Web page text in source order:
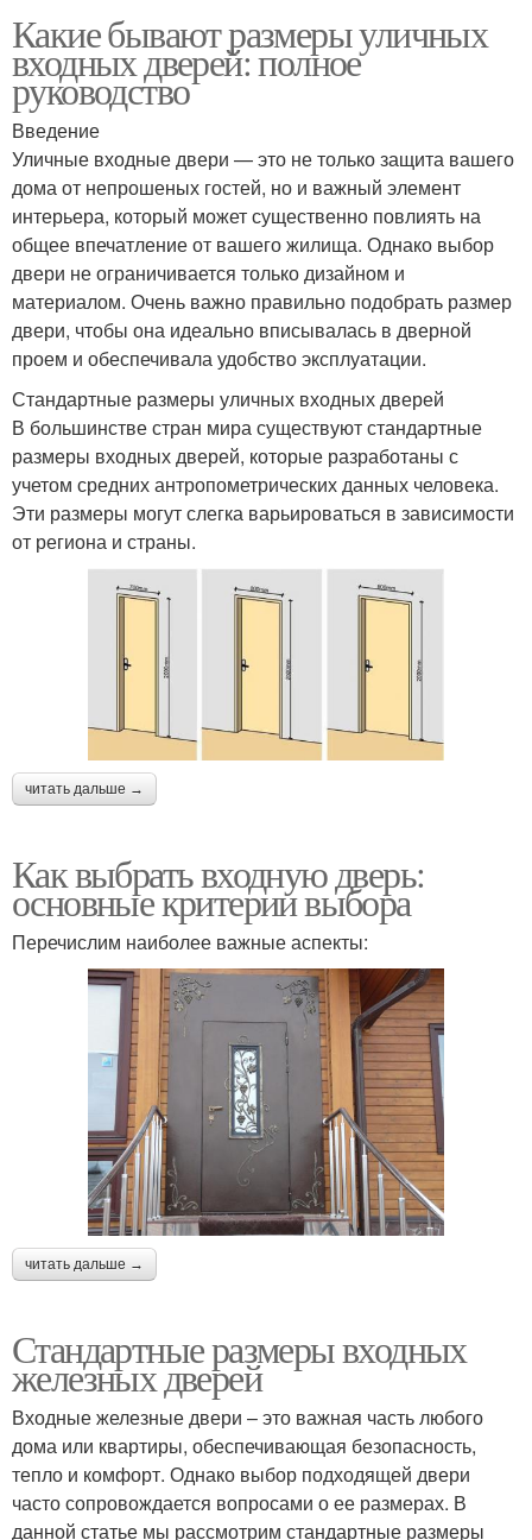
Какие бывают размеры уличных
входных дверей: полное
руководство
Введение
Уличные входные двери — это не только защита вашего
дома от непрошеных гостей, но и важный элемент
интерьера, который может существенно повлиять на
общее впечатление от вашего жилища. Однако выбор
двери не ограничивается только дизайном и
материалом. Очень важно правильно подобрать размер
двери, чтобы она идеально вписывалась в дверной
проем и обеспечивала удобство эксплуатации.
Стандартные размеры уличных входных дверей
В большинстве стран мира существуют стандартные
размеры входных дверей, которые разработаны с
учетом средних антропометрических данных человека.
Эти размеры могут слегка варьироваться в зависимости
от региона и страны.
читать дальше →
Как выбрать входную дверь:
основные критерии выбора
Перечислим наиболее важные аспекты:
читать дальше →
Стандартные размеры входных
железных дверей
Входные железные двери – это важная часть любого
дома или квартиры, обеспечивающая безопасность,
тепло и комфорт. Однако выбор подходящей двери
часто сопровождается вопросами о ее размерах. В
данной статье мы рассмотрим стандартные размеры